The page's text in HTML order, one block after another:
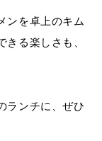
ンを卓上のキム
る楽しさも、
ランチに、ぜひ